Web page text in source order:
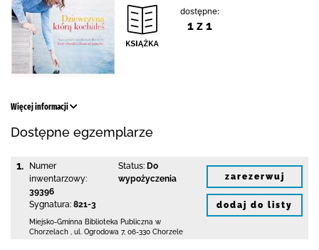
dostępne:
1 z 1
Więcej informacji
Dostępne egzemplarze
1.
Numer
inwentarzowy:
39396
Sygnatura: 821-3
Status: Do
wypożyczenia
Miejsko-Gminna Biblioteka Publiczna w
Chorzelach
ul. Ogrodowa 7, 06-330 Chorzele
zarezerwuj
dodaj do listy